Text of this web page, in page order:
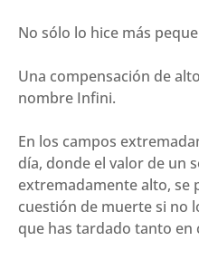
No sólo lo hice más
Una compensación de
nombre Infini.
En los campos
día, donde el valor de un
extremadamente alto, se
cuestión de muerte si no
que has tardado tanto en